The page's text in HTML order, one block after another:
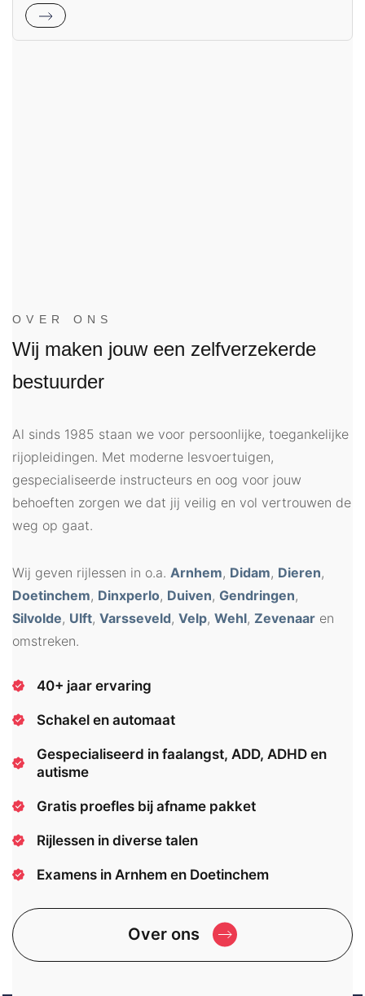
OVER ONS
Wij maken jouw een zelfverzekerde
bestuurder
Al sinds 1985 staan we voor persoonlijke, toegankelijke
rijopleidingen. Met moderne lesvoertuigen,
gespecialiseerde instructeurs en oog voor jouw
behoeften zorgen we dat jij veilig en vol vertrouwen de
weg op gaat.
Wij geven rijlessen in o.a. Arnhem, Didam, Dieren,
Doetinchem, Dinxperlo, Duiven, Gendringen,
Silvolde, Ulft, Varsseveld, Velp, Wehl, Zevenaar en
omstreken.
40+ jaar ervaring
Schakel en automaat
Gespecialiseerd in faalangst, ADD, ADHD en
autisme
Gratis proefles bij afname pakket
Rijlessen in diverse talen
Examens in Arnhem en Doetinchem
Over ons